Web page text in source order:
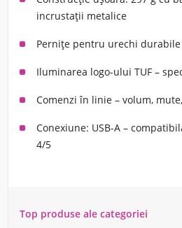
incrustații metalice
Pernițe pentru urechi
Iluminarea logo-ului TUF –
Comenzi în linie – volum,
Conexiune: USB-A –
4/5
Top produse ale categoriei